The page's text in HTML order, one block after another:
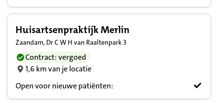
Huisartsenpraktijk Merlin
Zaandam, Dr C W H van Raaltenpark 3
Contract: vergoed
1,6 km van je locatie
Open voor nieuwe patiënten: